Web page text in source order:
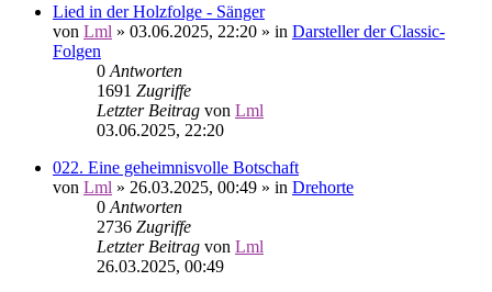
Lied in der Holzfolge - Sänger
von Lml » 03.06.2025, 22:20 » in Darsteller der Classic-
Folgen
0 Antworten
1691 Zugriffe
Letzter Beitrag von Lml
03.06.2025, 22:20
022. Eine geheimnisvolle Botschaft
von Lml » 26.03.2025, 00:49 » in Drehorte
0 Antworten
2736 Zugriffe
Letzter Beitrag von Lml
26.03.2025, 00:49